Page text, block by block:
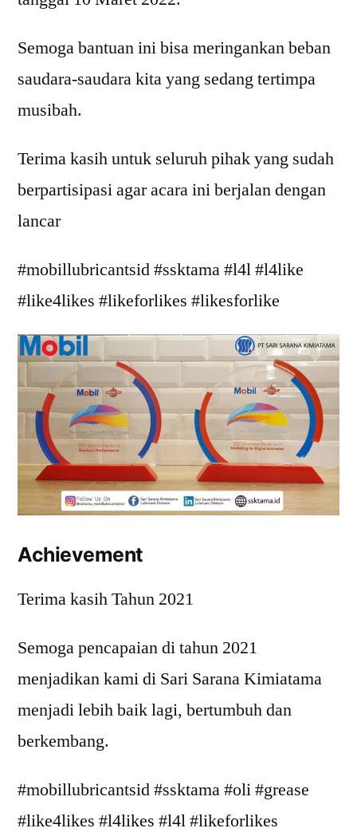
Semoga bantuan ini bisa meringankan beban
saudara-saudara kita yang sedang tertimpa
musibah.
Terima kasih untuk seluruh pihak yang sudah
berpartisipasi agar acara ini berjalan dengan
lancar
#mobillubricantsid #ssktama #l4l #l4like
#like4likes #likeforlikes #likesforlike
Achievement
Terima kasih Tahun 2021
Semoga pencapaian di tahun 2021
menjadikan kami di Sari Sarana Kimiatama
menjadi lebih baik lagi, bertumbuh dan
berkembang.
#mobillubricantsid #ssktama #oli #grease
#like4likes #l4likes #l4l #likeforlikes